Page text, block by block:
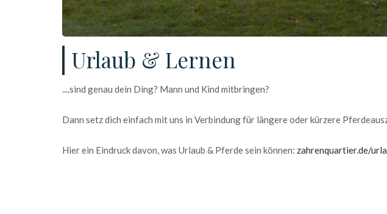
Urlaub & Lernen
....sind genau dein Ding? Mann und Kind mitbringen?
Dann setz dich einfach mit uns in Verbindung für längere oder kürzere
Hier ein Eindruck davon, was Urlaub & Pferde sein können: zahrenquartier.de/